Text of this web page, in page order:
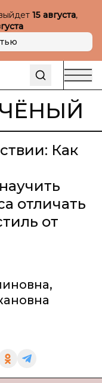
15 августа,
Как
отличать
от
,